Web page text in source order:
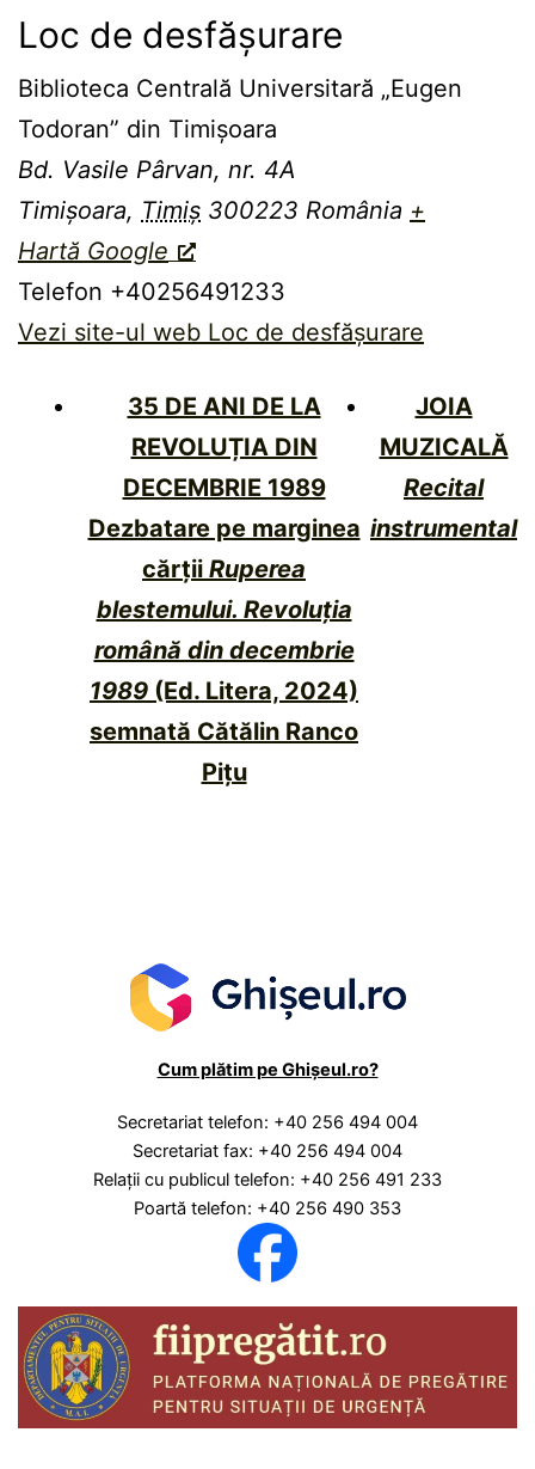
Loc de desfășurare
Biblioteca Centrală Universitară „Eugen
Todoran” din Timişoara
Bd. Vasile Pârvan, nr. 4A
Timișoara, Timiș 300223 România +
Hartă Google
Telefon +40256491233
Vezi site-ul web Loc de desfășurare
35 DE ANI DE LA
REVOLUȚIA DIN
DECEMBRIE 1989
Dezbatare pe marginea
cărții Ruperea
blestemului. Revoluția
română din decembrie
1989 (Ed. Litera, 2024)
semnată Cătălin Ranco
Pițu
JOIA
MUZICALĂ
Recital
instrumental
Cum plătim pe Ghișeul.ro?
Secretariat telefon: +40 256 494 004
Secretariat fax: +40 256 494 004
Relaţii cu publicul telefon: +40 256 491 233
Poartă telefon: +40 256 490 353